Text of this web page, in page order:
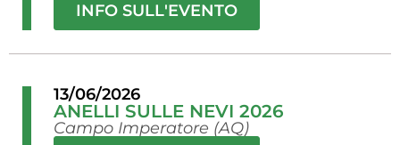
INFO SULL'EVENTO
13/06/2026
ANELLI SULLE NEVI 2026
Campo Imperatore (AQ)